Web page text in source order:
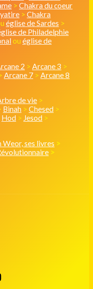
> Chakra du coeur
> Chakra
église de Sardes >
de Philadelphie
ou église de
2 > Arcane 3 >
Arcane 7 > Arcane 8
de vie >
Binah > Chesed >
Hod > Jesod >
Weor, ses livres >
>